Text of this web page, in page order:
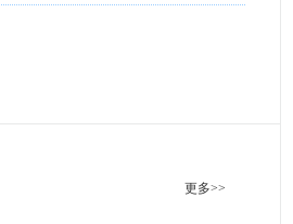
更多>>